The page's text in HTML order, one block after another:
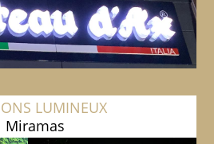
LUMINEUX
Miramas